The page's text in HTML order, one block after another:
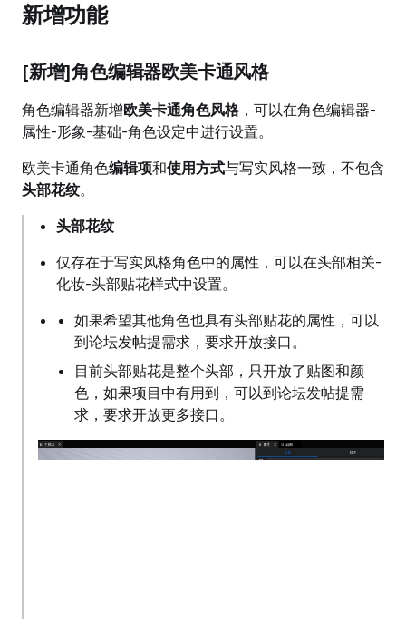
新增功能
[新增]角色编辑器欧美卡通风格
角色编辑器新增欧美卡通角色风格，可以在角色编辑器-
属性-形象-基础-角色设定中进行设置。
欧美卡通角色编辑项和使用方式与写实风格一致，不包含
头部花纹。
头部花纹
仅存在于写实风格角色中的属性，可以在头部相关-
化妆-头部贴花样式中设置。
如果希望其他角色也具有头部贴花的属性，可以
到论坛发帖提需求，要求开放接口。
目前头部贴花是整个头部，只开放了贴图和颜
色，如果项目中有用到，可以到论坛发帖提需
求，要求开放更多接口。